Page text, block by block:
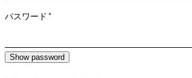
パスワード*必